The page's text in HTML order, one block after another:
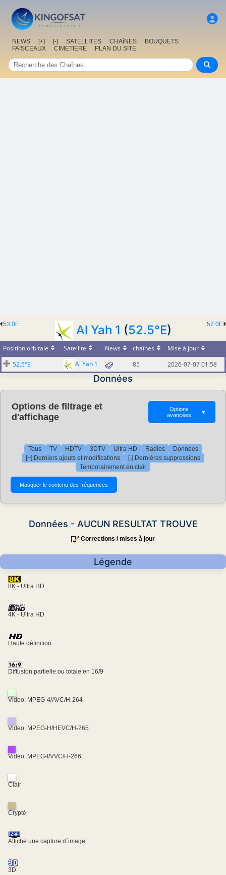
NEWS [+] [-] SATELLITES CHAîNES
BOUQUETS
FAISCEAUX
CIMETIERE PLAN DU SITE
52.0E
53.0E Al Yah 1 (52.5°E)
Position orbitale Satellite News chaînes
Mise à jour
52.5°E
Al Yah 1 85 2026-07-07 01:58
Données
Options de filtrage et
d'affichage
Options
avancées
▼
Tous TV HDTV 3DTV Ultra HD Radios
Données
[+] Derniers ajouts et modifications
[-] Dernières suppressions
Temporairement en clair
Données - AUCUN RESULTAT TROUVE
Corrections / mises à jour
Légende
8K - Ultra HD
4K - Ultra HD
Haute définition
Diffusion partielle ou totale en 16/9
Video: MPEG-4/AVC/H-264
Video: MPEG-H/HEVC/H-265
Video: MPEG-I/VVC/H-266
Clair
Crypté
Affiche une capture d´image
3D